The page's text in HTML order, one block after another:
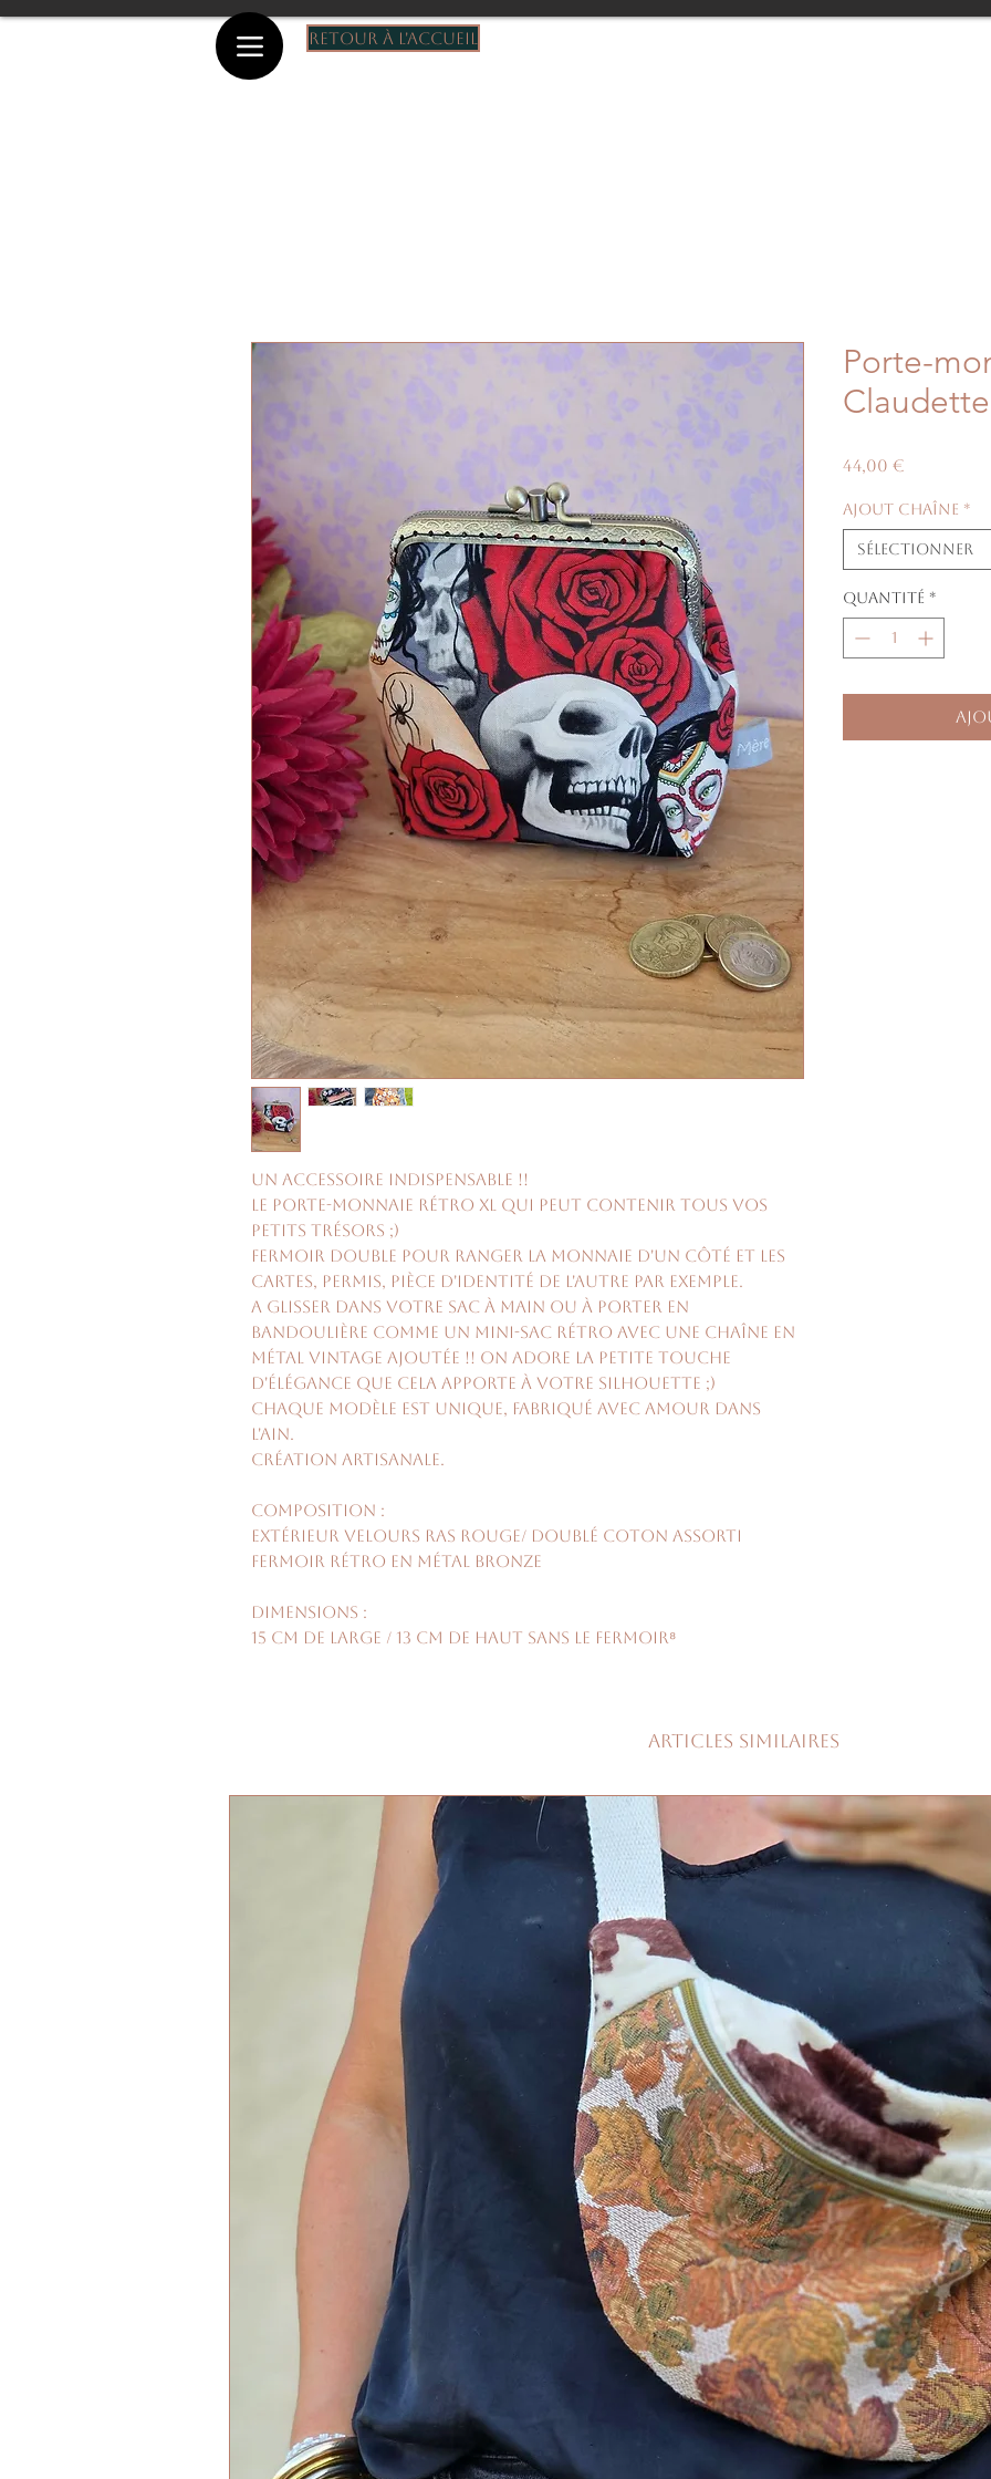
Retour à l'accueil
Un accessoire indispensable !!
Le porte-monnaie rétro XL qui peut contenir tous vos
petits trésors ;)
Fermoir double pour ranger la monnaie d'un côté et les
cartes, permis, pièce d'identité de l'autre par exemple.
A glisser dans votre sac à main ou à porter en
bandoulière comme un mini-sac rétro avec une chaîne en
métal vintage ajoutée !! On adore la petite touche
d'élégance que cela apporte à votre silhouette ;)
Chaque modèle est unique, fabriqué avec amour dans
l'Ain.
Création artisanale.
Composition :
Extérieur velours ras rouge/ doublé coton assorti
fermoir rétro en métal bronze
Dimensions :
15 cm de large / 13 cm de haut sans le fermoir⁸
Porte-
Claudette
44,00 €
Ajout chaîne *
Sélectionner
Quantité *
Articles similaires